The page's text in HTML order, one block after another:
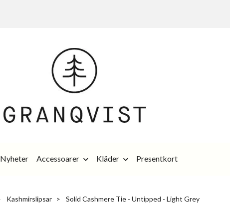
Nyheter Accessoarer Kläder Presentkort
Kashmirslipsar Solid Cashmere Tie - Untipped - Light Grey